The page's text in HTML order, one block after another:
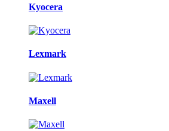
Kyocera
Lexmark
Maxell